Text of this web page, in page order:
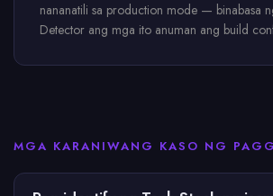
nananatili sa production mode — binabasa
Detector ang mga ito anuman ang build
MGA KARANIWANG KASO NG